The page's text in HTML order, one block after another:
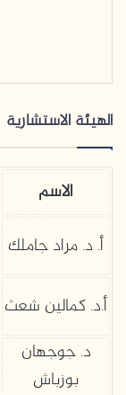
الهيئة الاستشارية
الاسم
أ. د. مراد جاملك
أ.د. كمالين شعث
د. جوجهان
بوزباش